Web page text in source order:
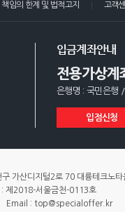
책임의 한계 및 법적고지 고객
입금계좌안내
전용가상계
은행명 : 국민은행
입점신청
구 가산디지털2로 70 대륭테크노
: 제2018-서울금천-0113호
Email : top@specialoffer.kr